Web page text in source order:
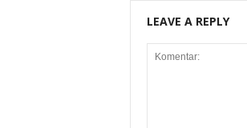
LEAVE A REPLY